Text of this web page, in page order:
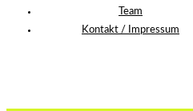
Team
Kontakt / Impressum